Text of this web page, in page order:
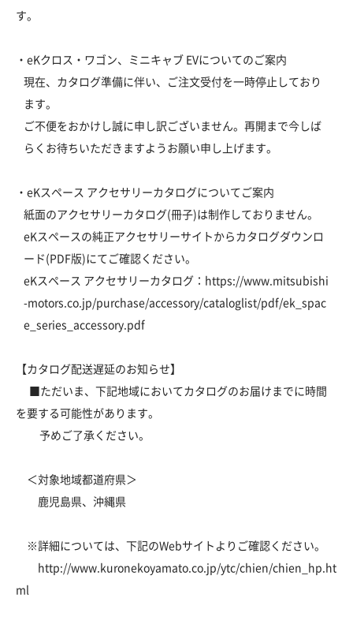
す。
・eKクロス・ワゴン、ミニキャブ EVについてのご案内
現在、カタログ準備に伴い、ご注文受付を一時停止しており
ます。
ご不便をおかけし誠に申し訳ございません。再開まで今しば
らくお待ちいただきますようお願い申し上げます。
・eKスペース アクセサリーカタログについてご案内
紙面のアクセサリーカタログ(冊子)は制作しておりません。
eKスペースの純正アクセサリーサイトからカタログダウンロ
ード(PDF版)にてご確認ください。
eKスペース アクセサリーカタログ： https://www.mitsubishi
-motors.co.jp/purchase/accessory/cataloglist/pdf/ek_spac
e_series_accessory.pdf
【カタログ配送遅延のお知らせ】
■ただいま、下記地域においてカタログのお届けまでに時間
を要する可能性があります。
予めご了承ください。
＜対象地域都道府県＞
鹿児島県、沖縄県
※詳細については、下記のWebサイトよりご確認ください。
http://www.kuronekoyamato.co.jp/ytc/chien/chien_hp.ht
ml